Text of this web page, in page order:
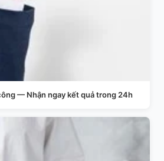
— Nhận ngay kết quả trong 24h